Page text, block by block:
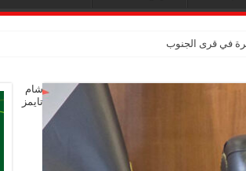
في قرى الجنوب
شام
تايمز